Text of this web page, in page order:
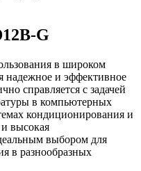
G
в широком
надежное и эффективное
справляется с задачей
в компьютерных
кондиционирования и
высокая
выбором для
в разнообразных